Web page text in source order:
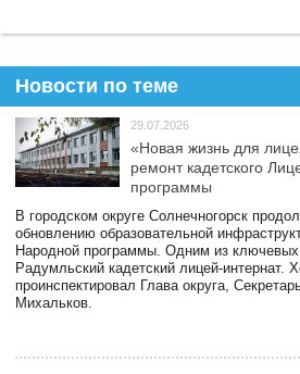
Новости по теме
29.07.2026
«Новая жизнь для
ремонт кадетского
программы
В городском округе Солнечногорск
обновлению образовательной
Народной программы. Одним из ключевых
Радумльский кадетский лицей-интернат.
проинспектировал Глава округа,
Михальков.